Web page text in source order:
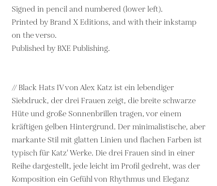
Signed in pencil and numbered (lower left).
Printed by Brand X Editions, and with their inkstamp
on the verso.
Published by BXE Publishing.
// Black Hats IV von Alex Katz ist ein lebendiger
Siebdruck, der drei Frauen zeigt, die breite schwarze
Hüte und große Sonnenbrillen tragen, vor einem
kräftigen gelben Hintergrund. Der minimalistische, aber
markante Stil mit glatten Linien und flachen Farben ist
typisch für Katz' Werke. Die drei Frauen sind in einer
Reihe dargestellt, jede leicht im Profil gedreht, was der
Komposition ein Gefühl von Rhythmus und Eleganz